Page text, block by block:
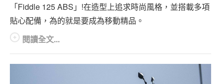
「Fiddle 125 ABS」!在造型上追求時尚風格，並搭載多項
貼心配備，為的就是要成為移動精品。
閱讀全文...